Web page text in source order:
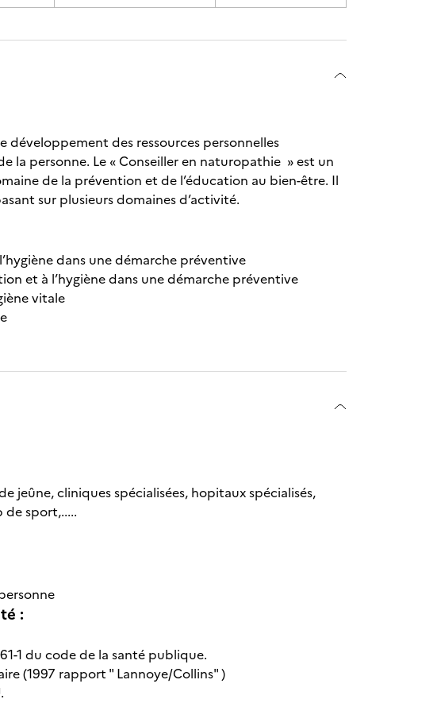
développement des ressources personnelles
la personne. Le « Conseiller en naturopathie » est un
de la prévention et de l’éducation au bien-être. Il
sur plusieurs domaines d’activité.
dans une démarche préventive
et à l’hygiène dans une démarche préventive
vitale
jeûne, cliniques spécialisées, hopitaux spécialisés,
sport,.....
:
1 du code de la santé publique.
(1997 rapport " Lannoye/Collins" )